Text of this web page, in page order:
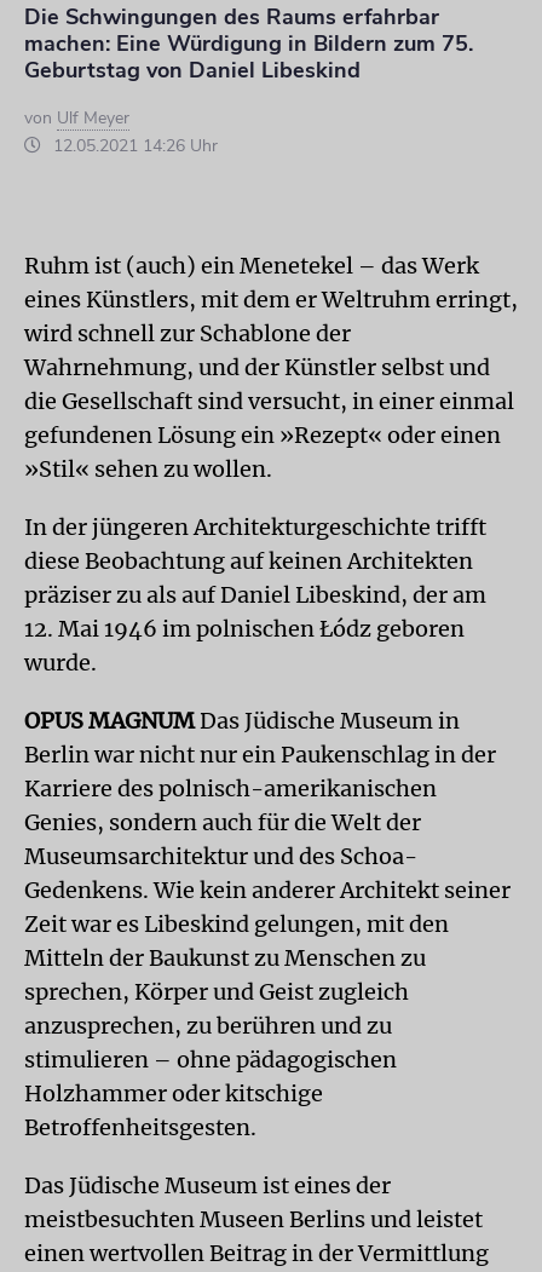
Die Schwingungen des Raums erfahrbar
machen: Eine Würdigung in Bildern zum 75.
Geburtstag von Daniel Libeskind
von Ulf Meyer
12.05.2021 14:26 Uhr
Ruhm ist (auch) ein Menetekel – das Werk
eines Künstlers, mit dem er Weltruhm erringt,
wird schnell zur Schablone der
Wahrnehmung, und der Künstler selbst und
die Gesellschaft sind versucht, in einer einmal
gefundenen Lösung ein »Rezept« oder einen
»Stil« sehen zu wollen.
In der jüngeren Architekturgeschichte trifft
diese Beobachtung auf keinen Architekten
präziser zu als auf Daniel Libeskind, der am
12. Mai 1946 im polnischen Łódz geboren
wurde.
OPUS MAGNUMDas Jüdische Museum in
Berlin war nicht nur ein Paukenschlag in der
Karriere des polnisch-amerikanischen
Genies, sondern auch für die Welt der
Museumsarchitektur und des Schoa-
Gedenkens. Wie kein anderer Architekt seiner
Zeit war es Libeskind gelungen, mit den
Mitteln der Baukunst zu Menschen zu
sprechen, Körper und Geist zugleich
anzusprechen, zu berühren und zu
stimulieren – ohne pädagogischen
Holzhammer oder kitschige
Betroffenheitsgesten.
Das Jüdische Museum ist eines der
meistbesuchten Museen Berlins und leistet
einen wertvollen Beitrag in der Vermittlung